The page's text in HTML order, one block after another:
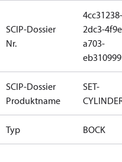
SCIP-Dossier
Nr.
4cc31238-
2dc3-
a703-
SCIP-Dossier
Produktname
SET-
Typ BOCK